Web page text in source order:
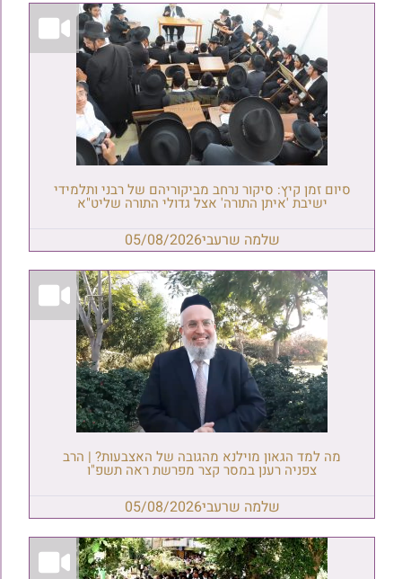
סיום זמן קיץ: סיקור נרחב מביקוריהם של רבני ותלמידי
ישיבת 'איתן התורה' אצל גדולי התורה שליט"א
שלמה שרעבי05/08/2026
מה למד הגאון מוילנא מהגובה של האצבעות? | הרב
צפניה רענן במסר קצר מפרשת ראה תשפ"ו
שלמה שרעבי05/08/2026